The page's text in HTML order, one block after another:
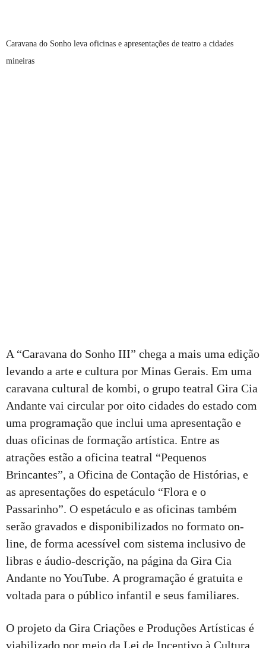
Caravana do Sonho leva oficinas e apresentações de teatro a cidades
mineiras
A “Caravana do Sonho III” chega a mais uma edição
levando a arte e cultura por Minas Gerais. Em uma
caravana cultural de kombi, o grupo teatral Gira Cia
Andante vai circular por oito cidades do estado com
uma programação que inclui uma apresentação e
duas oficinas de formação artística. Entre as
atrações estão a oficina teatral “Pequenos
Brincantes”, a Oficina de Contação de Histórias, e
as apresentações do espetáculo “Flora e o
Passarinho”. O espetáculo e as oficinas também
serão gravados e disponibilizados no formato on-
line, de forma acessível com sistema inclusivo de
libras e áudio-descrição, na página da Gira Cia
Andante no YouTube. A programação é gratuita e
voltada para o público infantil e seus familiares.
O projeto da Gira Criações e Produções Artísticas é
viabilizado por meio da Lei de Incentivo à Cultura